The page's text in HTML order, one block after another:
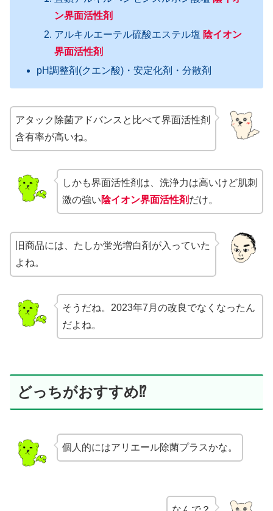
ン界面活性剤
アルキルエーテル硫酸エステル塩 陰イオン
界面活性剤
pH調整剤(クエン酸)・安定化剤・分散剤
アタック除菌アドバンスと比べて界面活性剤
含有率が高いね。
しかも界面活性剤は、洗浄力は高いけど肌刺
激の強い陰イオン界面活性剤 だけ。
旧商品には、たしか蛍光増白剤が入っていた
よね。
そうだね。2023年7月の改良でなくなったん
だよね。
どっちがおすすめ⁉
個人的にはアリエール除菌プラスかな。